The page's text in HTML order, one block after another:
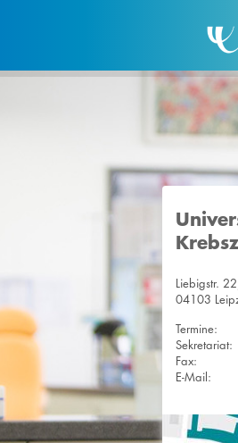
Liebigstr.
04103
Termine:
Sekretariat:
Fax:
E-Mail: